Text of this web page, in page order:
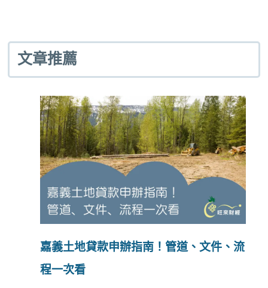
文章推薦
嘉義土地貸款申辦指南！管道、文件、流
程一次看